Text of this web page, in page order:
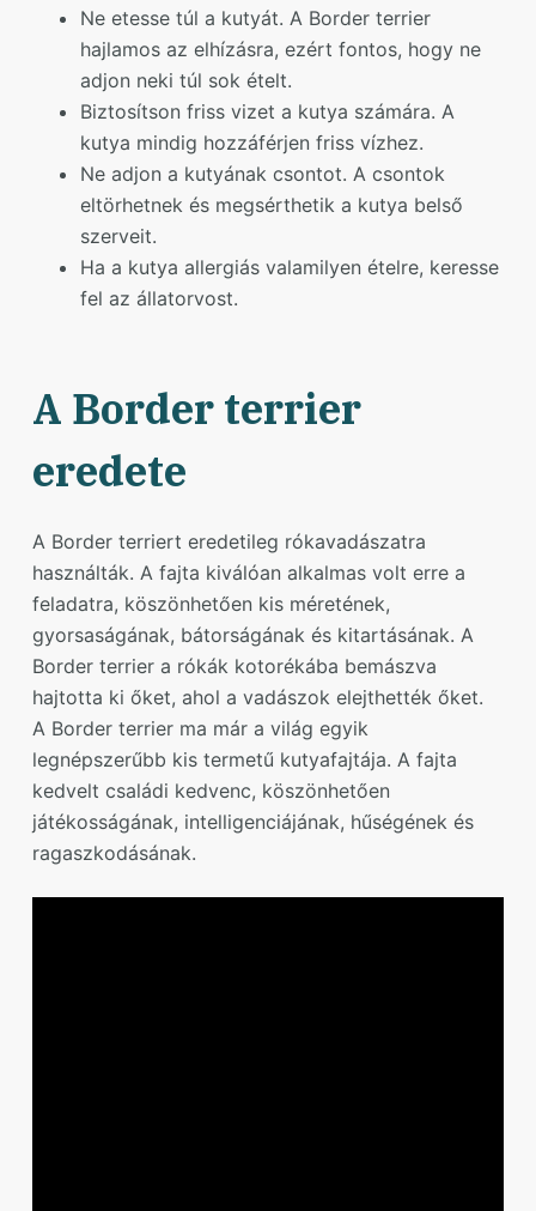
Ne etesse túl a kutyát. A Border terrier
hajlamos az elhízásra, ezért fontos, hogy ne
adjon neki túl sok ételt.
Biztosítson friss vizet a kutya számára. A
kutya mindig hozzáférjen friss vízhez.
Ne adjon a kutyának csontot. A csontok
eltörhetnek és megsérthetik a kutya belső
szerveit.
Ha a kutya allergiás valamilyen ételre, keresse
fel az állatorvost.
A Border terrier
eredete
A Border terriert eredetileg rókavadászatra
használták. A fajta kiválóan alkalmas volt erre a
feladatra, köszönhetően kis méretének,
gyorsaságának, bátorságának és kitartásának. A
Border terrier a rókák kotorékába bemászva
hajtotta ki őket, ahol a vadászok elejthették őket.
A Border terrier ma már a világ egyik
legnépszerűbb kis termetű kutyafajtája. A fajta
kedvelt családi kedvenc, köszönhetően
játékosságának, intelligenciájának, hűségének és
ragaszkodásának.